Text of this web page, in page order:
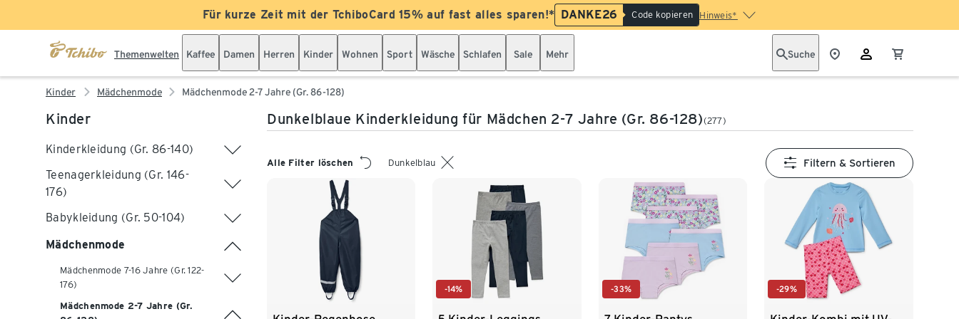
Für kurze Zeit mit der TchiboCard 15% auf fast alles sparen!* DANKE26 Code kopieren Hinweis*
Themenwelten Kaffee Damen Herren Kinder Wohnen Sport Wäsche Schlafen Sale Mehr Suche
Kinder Mädchenmode Mädchenmode 2-7 Jahre (Gr. 86-128)
Kinder
Kinderkleidung (Gr. 86-140)
Teenagerkleidung (Gr. 146-
176)
Babykleidung (Gr. 50-104)
Mädchenmode
Mädchenmode 7-16 Jahre (Gr. 122-
176)
Mädchenmode 2-7 Jahre (Gr.
Dunkelblaue Kinderkleidung für Mädchen 2-7 Jahre (Gr. 86-128)(277)
Alle Filter löschen Dunkelblau Filtern & Sortieren
-14% -33% -29%